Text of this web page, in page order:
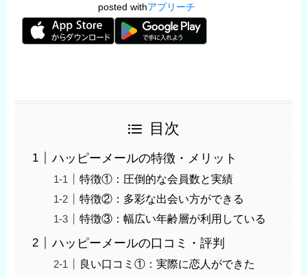
posted withアプリーチ
目次
ハッピーメールの特徴・メリット
特徴①：圧倒的な会員数と実績
特徴②：多彩な出会い方ができる
特徴③：幅広い年齢層が利用している
ハッピーメールの口コミ・評判
良い口コミ①：実際に恋人ができた